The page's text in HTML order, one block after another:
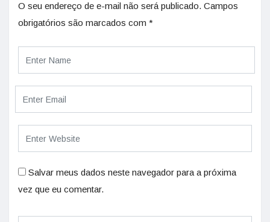
O seu endereço de e-mail não será publicado. Campos
obrigatórios são marcados com *
Salvar meus dados neste navegador para a próxima
vez que eu comentar.